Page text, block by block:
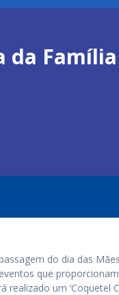
da
do dia das
que
realizado um ‘Coquetel